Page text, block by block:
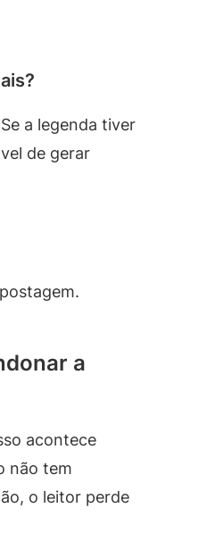
a legenda tiver
de gerar
a
acontece
não tem
o leitor perde